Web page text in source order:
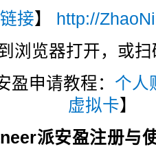
接】
http://
浏览器打开，或
盈申请教程： 个人
虚拟卡】
派安盈注册与